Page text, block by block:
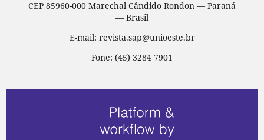
CEP 85960-000 Marechal Cândido Rondon — Paraná
— Brasil
E-mail: revista.sap@unioeste.br
Fone: (45) 3284 7901